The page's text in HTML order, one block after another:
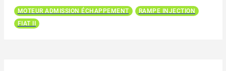
MOTEUR ADMISSION ÉCHAPPEMENT
RAMPE INJECTION
FIAT II